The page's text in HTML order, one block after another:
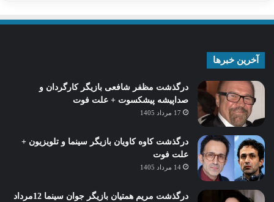
آخرین خبرها
درگذشت مظفر شافعی بازیگر کارگردان و
صداپیشه پیشکسوت + علت فوت
17 مرداد 1405
درگذشت کاوه کاویان بازیگر سینما و تلویزیون +
علت فوت
14 مرداد 1405
درگذشت مریم همتیان بازیگر جوان سینما 12مرداد